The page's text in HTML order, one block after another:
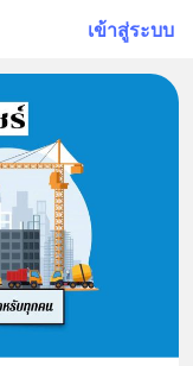
เข้าสู่ระบบ